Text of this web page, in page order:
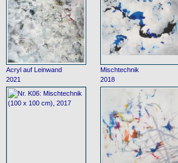
Acryl auf Leinwand
2021
Mischtechnik
2018